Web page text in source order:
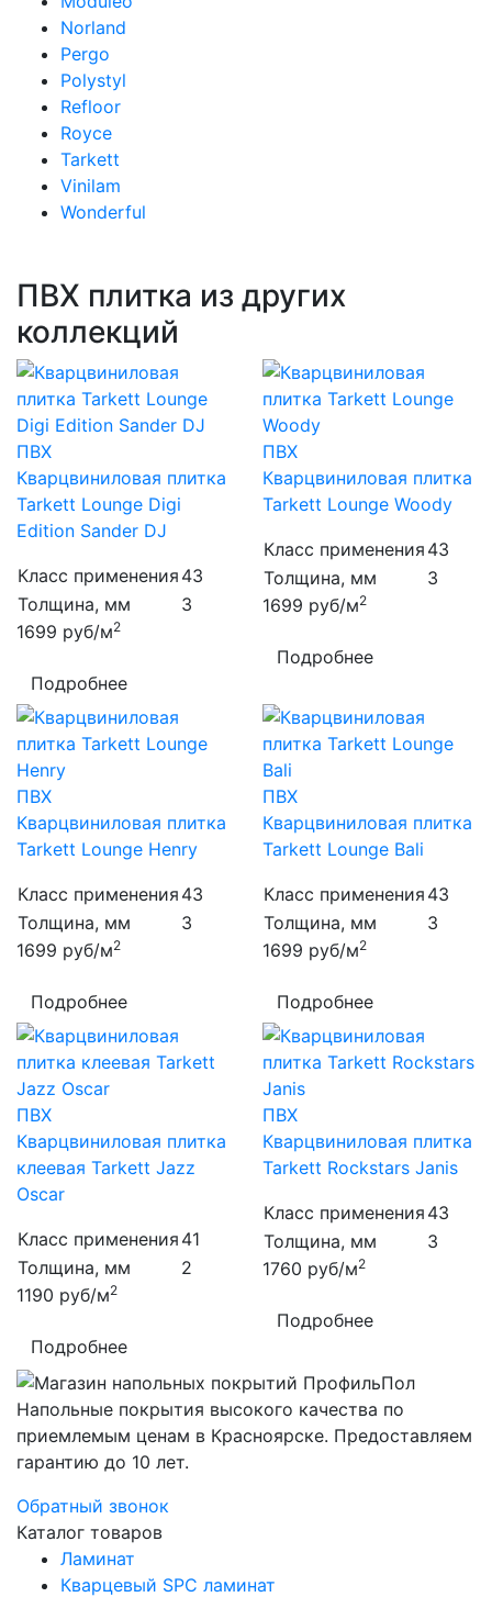
Norland
Pergo
Polystyl
Refloor
Royce
Tarkett
Vinilam
Wonderful
ПВХ плитка из других
коллекций
ПВХ
Кварцвиниловая плитка
Tarkett Lounge Digi
Edition Sander DJ
Класс применения 43
Толщина, мм
3
1699 руб/м2
Подробнее
ПВХ
Кварцвиниловая плитка
Tarkett Lounge Woody
Класс применения 43
Толщина, мм
3
1699 руб/м2
Подробнее
ПВХ
Кварцвиниловая плитка
Tarkett Lounge Henry
Класс применения 43
Толщина, мм
3
1699 руб/м2
Подробнее
ПВХ
Кварцвиниловая плитка
Tarkett Lounge Bali
Класс применения 43
Толщина, мм
3
1699 руб/м2
Подробнее
ПВХ
Кварцвиниловая плитка
клеевая Tarkett Jazz
Oscar
Класс применения 41
Толщина, мм
2
1190 руб/м2
Подробнее
ПВХ
Кварцвиниловая плитка
Tarkett Rockstars Janis
Класс применения 43
Толщина, мм
3
1760 руб/м2
Подробнее
Напольные покрытия высокого качества по
приемлемым ценам в Красноярске. Предоставляем
гарантию до 10 лет.
Обратный звонок
Каталог товаров
Ламинат
Кварцевый SPC ламинат